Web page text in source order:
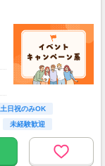
土日祝のみOK
未経験歓迎